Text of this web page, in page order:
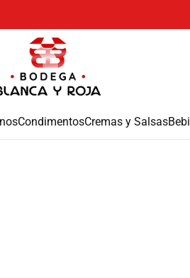
CondimentosCremas y Salsas